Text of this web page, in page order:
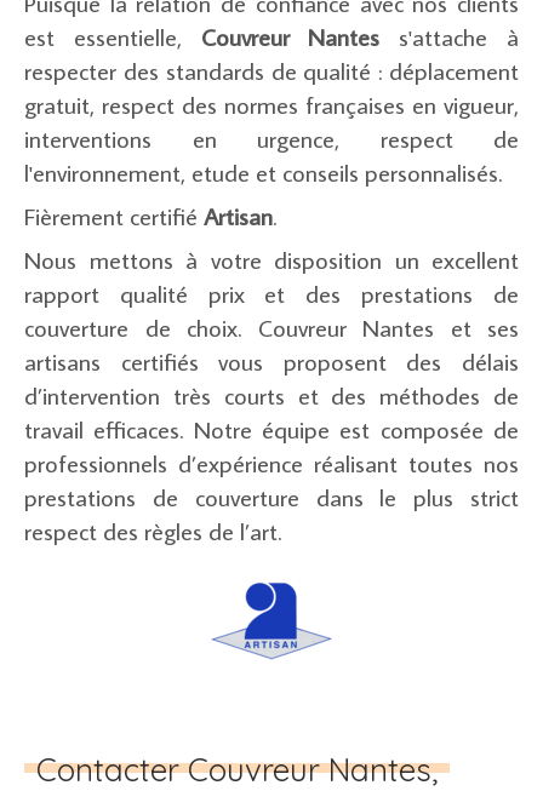
est essentielle, Couvreur Nantes s'attache à
respecter des standards de qualité : déplacement
gratuit, respect des normes françaises en vigueur,
interventions en urgence, respect de
l'environnement, etude et conseils personnalisés.
Fièrement certifié Artisan.
Nous mettons à votre disposition un excellent
rapport qualité prix et des prestations de
couverture de choix. Couvreur Nantes et ses
artisans certifiés vous proposent des délais
d’intervention très courts et des méthodes de
travail efficaces. Notre équipe est composée de
professionnels d’expérience réalisant toutes nos
prestations de couverture dans le plus strict
respect des règles de l’art.
Contacter Couvreur Nantes,